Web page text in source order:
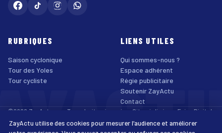
RUBRIQUES
Saison cyclonique
Tour des Yoles
Tour cycliste
LIENS UTILES
Qui sommes-nous ?
Espace adhérent
Régie publicitaire
Soutenir ZayActu
Contact
©2026 ZayActu.org. Tous droits réservés. · Site réalisé par Enjoy Digital
Agency
Mentions légales
Confidentialité Cookies Accessibilité
ZayActu utilise des cookies pour mesurer l’audience et améliorer